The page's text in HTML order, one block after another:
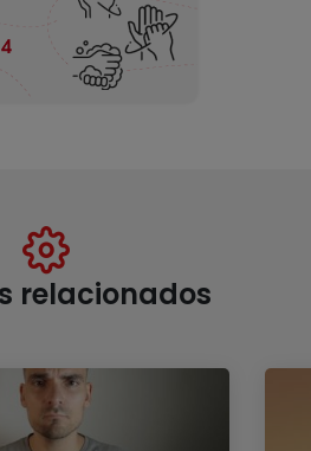
relacionados